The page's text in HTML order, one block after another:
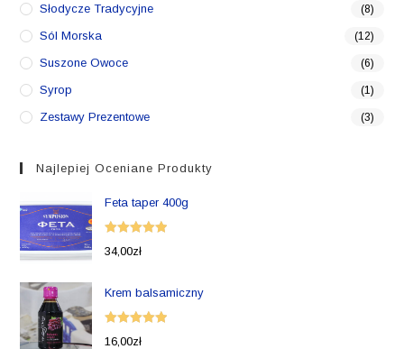
Słodycze Tradycyjne (8)
Sól Morska (12)
Suszone Owoce (6)
Syrop (1)
Zestawy Prezentowe (3)
Najlepiej Oceniane Produkty
Feta taper 400g
Oceniono
34,00zł
Krem balsamiczny
Oceniono
16,00zł